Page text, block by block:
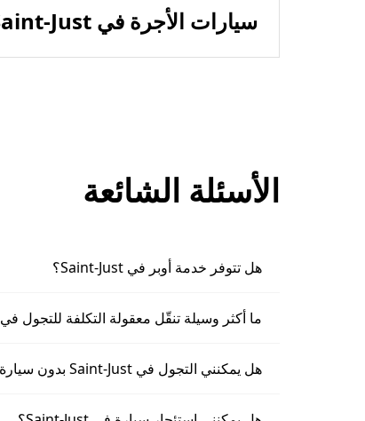
سيارات الأجرة في Saint-Just
الأسئلة الشائعة
هل تتوفر خدمة أوبر في Saint-Just؟
ما أكثر وسيلة تنقّل معقولة التكلفة للتجول في Saint-Just؟
هل يمكنني التجول في Saint-Just بدون سيارة؟